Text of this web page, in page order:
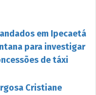
em Ipecaetá
para investigar
de táxi
Cristiane